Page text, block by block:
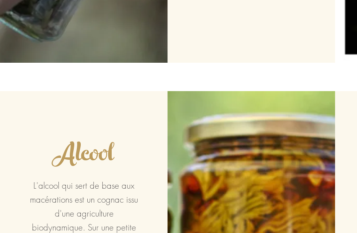
Alcool
L'alcool qui sert de base aux
macérations est un cognac issu
d'une agriculture
biodynamique. Sur une petite